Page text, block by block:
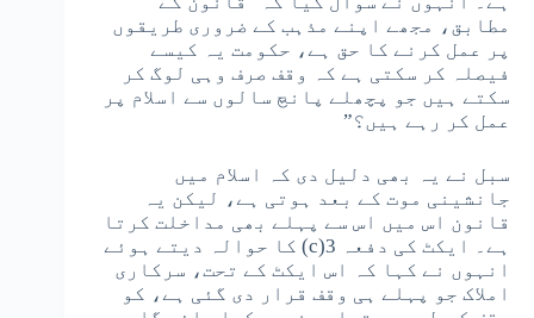
مطابق، مجھے اپنے مذہب کے ضروری طریقوں
پر عمل کرنے کا حق ہے، حکومت یہ کیسے
فیصلہ کر سکتی ہے کہ وقف صرف وہی لوگ کر
سکتے ہیں جو پچھلے پانچ سالوں سے اسلام پر
عمل کر رہے ہیں؟”
سبل نے یہ بھی دلیل دی کہ اسلام میں
جانشینی موت کے بعد ہوتی ہے، لیکن یہ
قانون اس میں اس سے پہلے بھی مداخلت کرتا
ہے۔ ایکٹ کی دفعہ 3(c) کا حوالہ دیتے ہوئے
انہوں نے کہا کہ اس ایکٹ کے تحت، سرکاری
املاک جو پہلے ہی وقف قرار دی گئی ہے، کو